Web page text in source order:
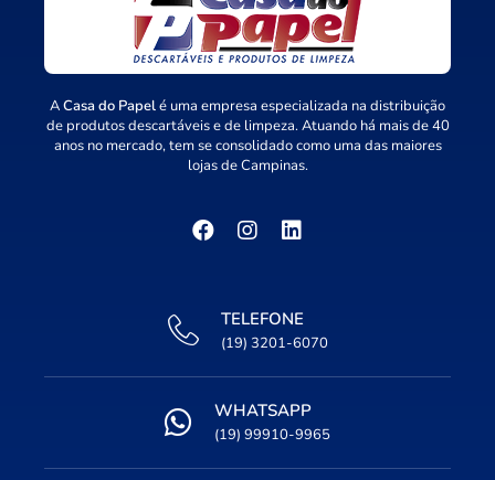
ACasa do Papelé uma empresa especializada na distribuição
de produtos descartáveis e de limpeza. Atuando há mais de 40
anos no mercado, tem se consolidado como uma das maiores
lojas de Campinas.
TELEFONE
(19) 3201-6070
WHATSAPP
(19) 99910-9965